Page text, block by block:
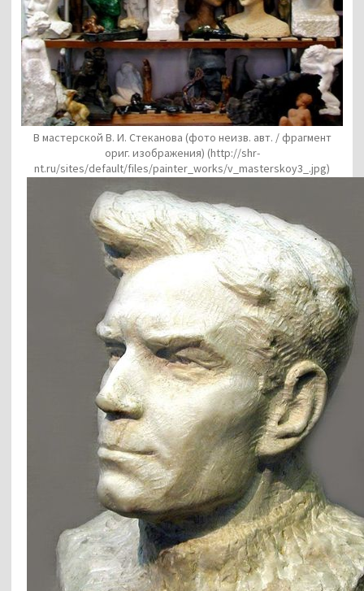
В мастерской В. И. Стеканова (фото неизв. авт. / фрагмент
ориг. изображения) (http://shr-
nt.ru/sites/default/files/painter_works/v_masterskoy3_.jpg)